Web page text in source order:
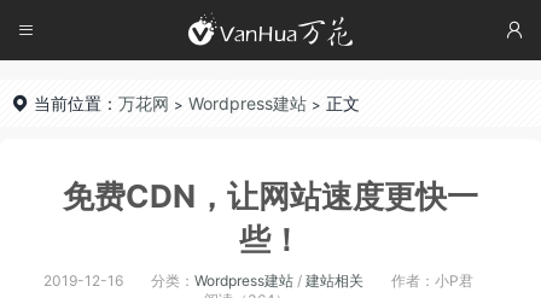

 
 当前位置： 万花网 > Wordpress建站 > 正文
免费CDN，让网站速度更快一
些！
2019-12-16 分类： Wordpress建站 / 建站相关
作者：小P君